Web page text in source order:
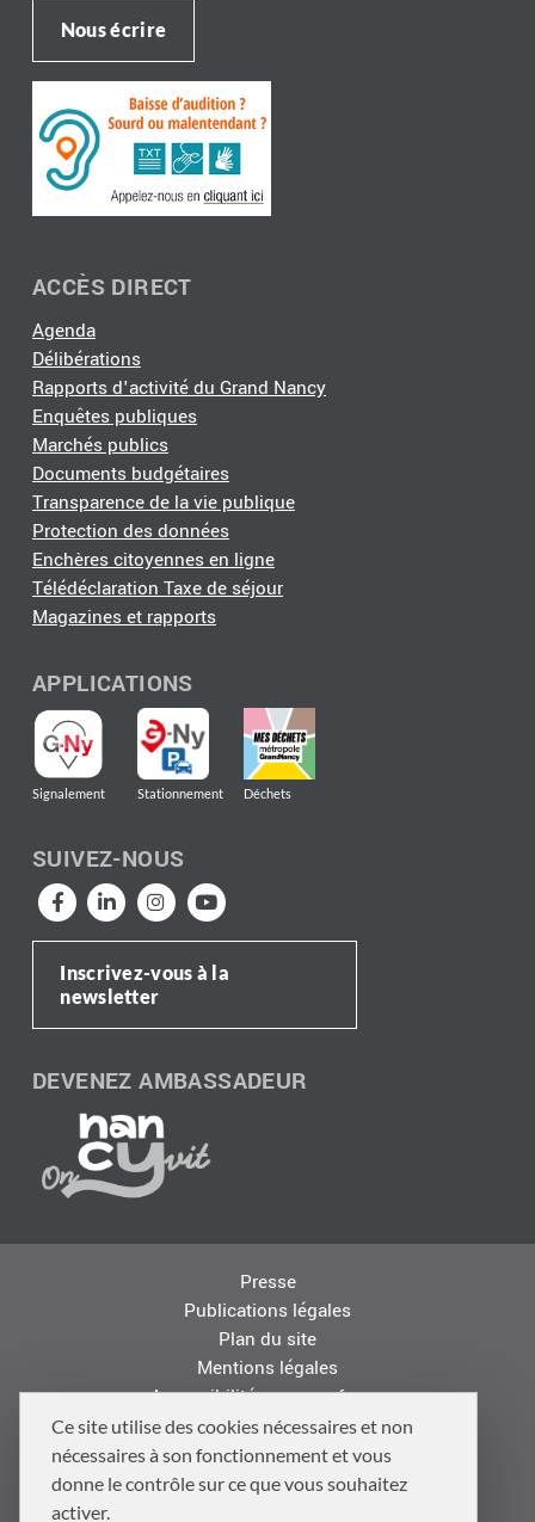
Ce site utilise des cookies nécessaires et non
nécessaires à son fonctionnement et vous
donne le contrôle sur ce que vous souhaitez
activer.
Nous écrire
ACCÈS DIRECT
Agenda
Délibérations
Rapports d'activité du Grand Nancy
Enquêtes publiques
Marchés publics
Documents budgétaires
Transparence de la vie publique
Protection des données
Enchères citoyennes en ligne
Télédéclaration Taxe de séjour
Magazines et rapports
APPLICATIONS
Signalement Stationnement Déchets
SUIVEZ-NOUS
Inscrivez-vous à la
newsletter
DEVENEZ AMBASSADEUR
Presse
Publications légales
Plan du site
Mentions légales
Accessibilité : non conforme
Les autres sites de la Métropole
Offres d'emploi
Logo